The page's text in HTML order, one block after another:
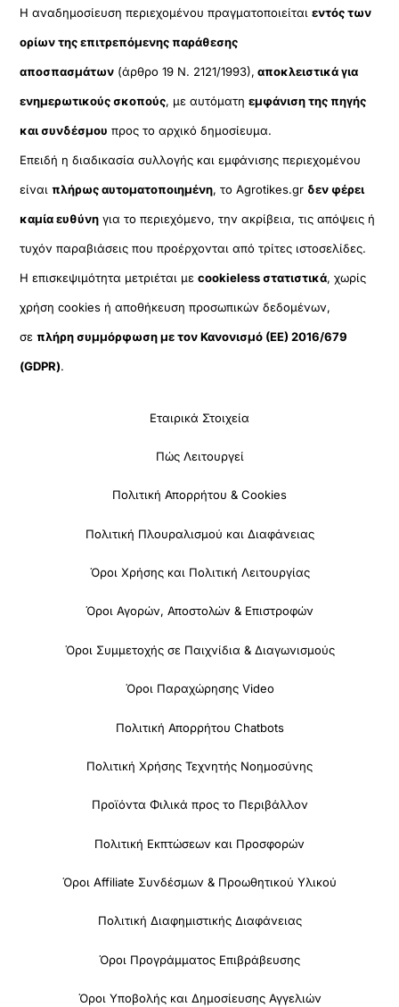
Η αναδημοσίευση περιεχομένου πραγματοποιείταιεντός των
ορίων της επιτρεπόμενης παράθεσης
αποσπασμάτων (άρθρο 19 Ν. 2121/1993), αποκλειστικά για
ενημερωτικούς σκοπούς, με αυτόματηεμφάνιση της πηγής
και συνδέσμου προς το αρχικό δημοσίευμα.
Επειδή η διαδικασία συλλογής και εμφάνισης περιεχομένου
είναιπλήρως αυτοματοποιημένη, το Agrotikes.gr δεν φέρει
καμία ευθύνη για το περιεχόμενο, την ακρίβεια, τις απόψεις ή
τυχόν παραβιάσεις που προέρχονται από τρίτες ιστοσελίδες.
Η επισκεψιμότητα μετριέται μεcookieless στατιστικά, χωρίς
χρήση cookies ή αποθήκευση προσωπικών δεδομένων,
σεπλήρη συμμόρφωση με τον Κανονισμό (ΕΕ) 2016/679
(GDPR).
Εταιρικά Στοιχεία
Πώς Λειτουργεί
Πολιτική Απορρήτου & Cookies
Πολιτική Πλουραλισμού και Διαφάνειας
Όροι Χρήσης και Πολιτική Λειτουργίας
Όροι Αγορών, Αποστολών & Επιστροφών
Όροι Συμμετοχής σε Παιχνίδια & Διαγωνισμούς
Όροι Παραχώρησης Video
Πολιτική Απορρήτου Chatbots
Πολιτική Χρήσης Τεχνητής Νοημοσύνης
Προϊόντα Φιλικά προς το Περιβάλλον
Πολιτική Εκπτώσεων και Προσφορών
Όροι Affiliate Συνδέσμων & Προωθητικού Υλικού
Πολιτική Διαφημιστικής Διαφάνειας
Όροι Προγράμματος Επιβράβευσης
Όροι Υποβολής και Δημοσίευσης Αγγελιών